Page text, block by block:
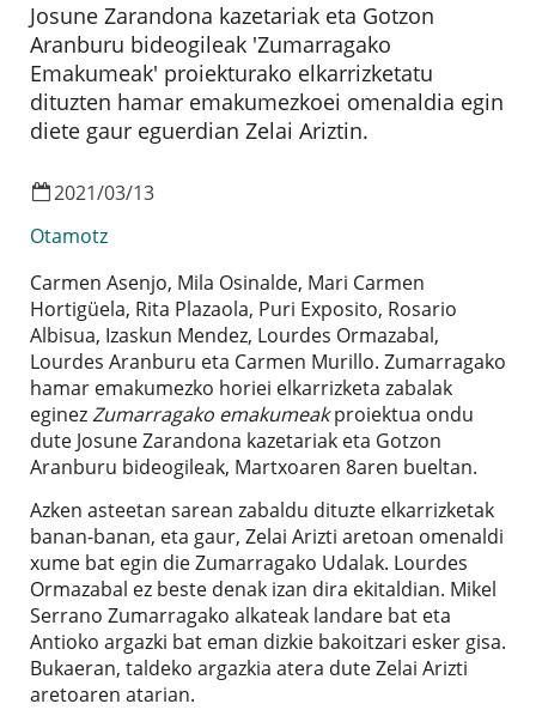
Josune Zarandona kazetariak eta Gotzon
Aranburu bideogileak 'Zumarragako
Emakumeak' proiekturako elkarrizketatu
dituzten hamar emakumezkoei omenaldia egin
diete gaur eguerdian Zelai Ariztin.
2021/03/13
Otamotz
Carmen Asenjo, Mila Osinalde, Mari Carmen
Hortigüela, Rita Plazaola, Puri Exposito, Rosario
Albisua, Izaskun Mendez, Lourdes Ormazabal,
Lourdes Aranburu eta Carmen Murillo. Zumarragako
hamar emakumezko horiei elkarrizketa zabalak
eginezZumarragako emakumeakproiektua ondu
dute Josune Zarandona kazetariak eta Gotzon
Aranburu bideogileak, Martxoaren 8aren bueltan.
Azken asteetan sarean zabaldu dituzte elkarrizketak
banan-banan, eta gaur, Zelai Arizti aretoan omenaldi
xume bat egin die Zumarragako Udalak. Lourdes
Ormazabal ez beste denak izan dira ekitaldian. Mikel
Serrano Zumarragako alkateak landare bat eta
Antioko argazki bat eman dizkie bakoitzari esker gisa.
Bukaeran, taldeko argazkia atera dute Zelai Arizti
aretoaren atarian.